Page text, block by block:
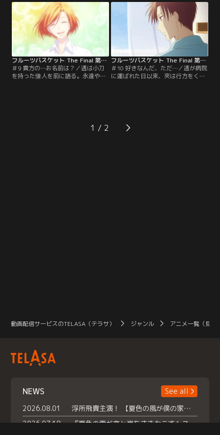
れたばかりの慊人に嫉妬し、晶が亡
くなってからこれまで彼の亡霊に取
り憑かれている有様。紫呉との会話
で取り乱した楝は、挙句の果てに刃
物を手にして慊人と対峙する。
る。追いかける透に、今日子のこと
を知っていたと語る夾。藉真に引き
取られて間もない頃、2人は出会っ
た。度々会う内に今日子から自身の
こと、そして透のことを聞い
て……。
フルーツバスケット The Final 第09話
＃9 貴方の…お名前は？／透は小刀
を持った慊人を前に語る。永遠や不
と手を差し伸べる透。そっと心に寄
り添うような眼差しに慊人の心が傾
フルーツバスケット The Final 第10話
＃10 好きなんだ、ただ…／透が病院
に運ばれた日以来、夾は行方をくら
を守れないと答えた夾に強烈な蹴り
を見舞った。2人は取っ組み合い、
1
動画配信サービスのTELASA（テラサ） ジャンル アニメ一覧（見放
NEWS
See all
2026.08.01
浮所飛貴主演！ 【夏色の風が僕の家にやってきた】 本日よりテラサで独占配信スタート！
2026.07.18
『夏色の雲が恋と嵐をまきおこす』スペシャルメイキング 【Part1】2026年７月18日（土）23時30分～配信スタート！話題のシーンの裏側を大公開！豪華キャスト大集合！ 『武宮家 真夏の家族会議』開催！